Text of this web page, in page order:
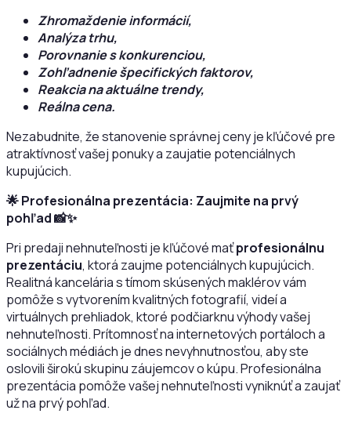
Zhromaždenie informácií,
Analýza trhu,
Porovnanie s konkurenciou,
Zohľadnenie špecifických faktorov,
Reakcia na aktuálne trendy,
Reálna cena.
Nezabudnite, že stanovenie správnej ceny je kľúčové pre
atraktívnosť vašej ponuky a zaujatie potenciálnych
kupujúcich.
🌟 Profesionálna prezentácia: Zaujmite na prvý
pohľad📸✨
Pri predaji nehnuteľnosti je kľúčové maťprofesionálnu
prezentáciu, ktorá zaujme potenciálnych kupujúcich.
Realitná kancelária s tímom skúsených maklérov vám
pomôže s vytvorením kvalitných fotografií, videí a
virtuálnych prehliadok, ktoré podčiarknu výhody vašej
nehnuteľnosti. Prítomnosť na internetových portáloch a
sociálnych médiách je dnes nevyhnutnosťou, aby ste
oslovili širokú skupinu záujemcov o kúpu. Profesionálna
prezentácia pomôže vašej nehnuteľnosti vyniknúť a zaujať
už na prvý pohľad.